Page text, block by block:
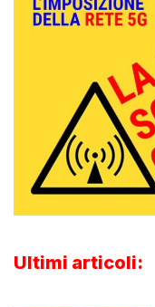
Ultimi articoli: